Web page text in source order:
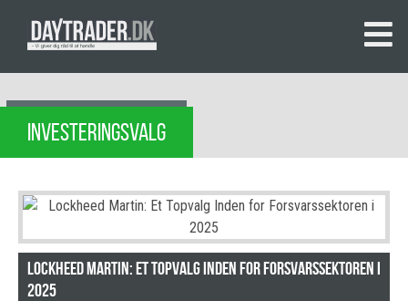
INVESTERINGSVALG
Lockheed Martin: Et Topvalg Inden for Forsvarssektoren i
2025